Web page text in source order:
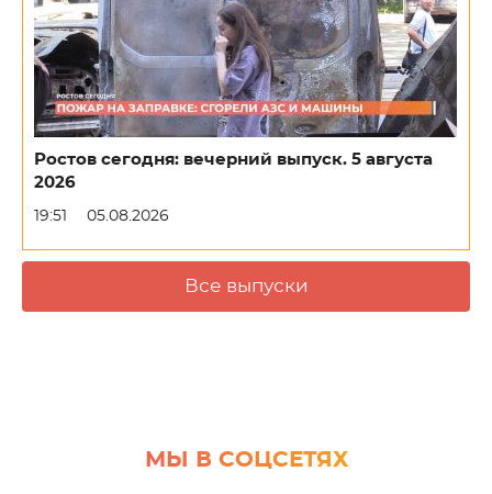
Ростов сегодня: вечерний выпуск. 5 августа
2026
19:51 05.08.2026
Все выпуски
МЫ В СОЦСЕТЯХ